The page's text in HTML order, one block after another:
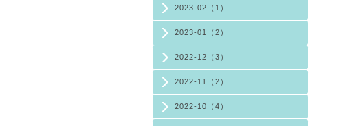
2023-02（1）
2023-01（2）
2022-12（3）
2022-11（2）
2022-10（4）